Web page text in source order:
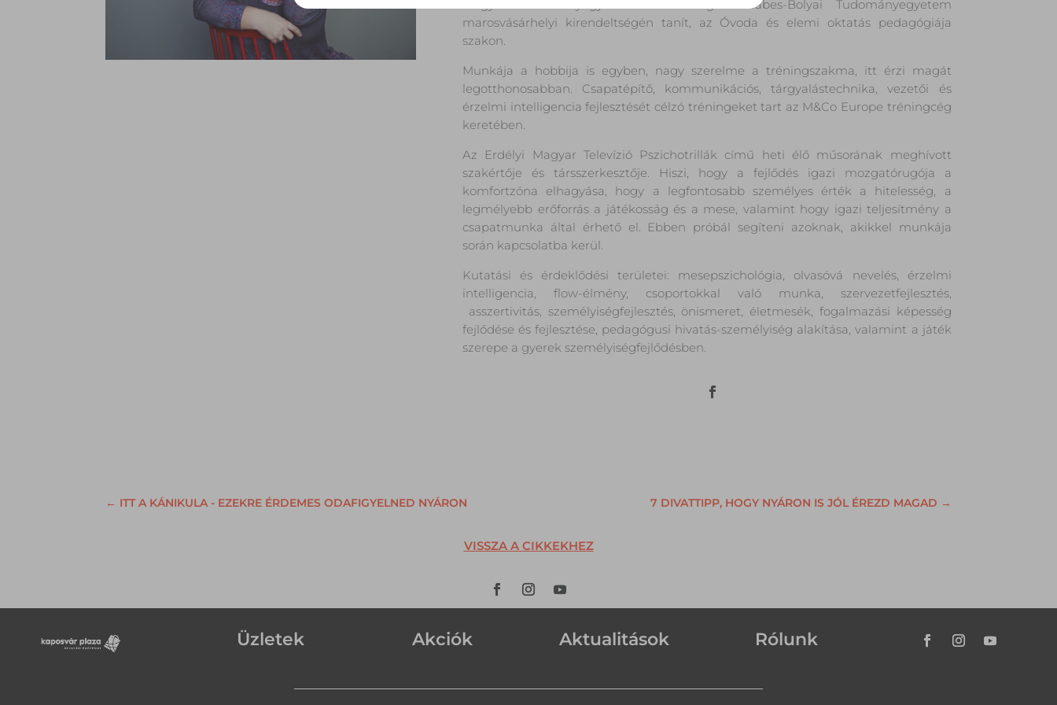
Magyar Tudományegyetemen. Jelenleg a Babes-Bolyai Tudományegyetem
marosvásárhelyi kirendeltségén tanít, az Óvoda és elemi oktatás pedagógiája
szakon.
Munkája a hobbija is egyben, nagy szerelme a tréningszakma, itt érzi magát
legotthonosabban. Csapatépítő, kommunikációs, tárgyalástechnika, vezetői és
érzelmi intelligencia fejlesztését célzó tréningeket tart az M&Co Europe tréningcég
keretében.
Az Erdélyi Magyar Televízió Pszichotrillák című heti élő műsorának meghívott
szakértője és társszerkesztője. Hiszi, hogy a fejlődés igazi mozgatórugója a
komfortzóna elhagyása, hogy a legfontosabb személyes érték a hitelesség, a
legmélyebb erőforrás a játékosság és a mese, valamint hogy igazi teljesítmény a
csapatmunka által érhető el. Ebben próbál segíteni azoknak, akikkel munkája
során kapcsolatba kerül.
Kutatási és érdeklődési területei: mesepszichológia, olvasóvá nevelés, érzelmi
intelligencia, flow-élmény, csoportokkal való munka, szervezetfejlesztés,
asszertivitás, személyiségfejlesztés, önismeret, életmesék, fogalmazási képesség
fejlődése és fejlesztése, pedagógusi hivatás-személyiség alakítása, valamint a játék
szerepe a gyerek személyiségfejlődésben.
← ITT A KÁNIKULA - EZEKRE ÉRDEMES ODAFIGYELNED NYÁRON 7 DIVATTIPP, HOGY NYÁRON IS JÓL ÉREZD MAGAD →
VISSZA A CIKKEKHEZ
Üzletek Akciók Aktualitások Rólunk